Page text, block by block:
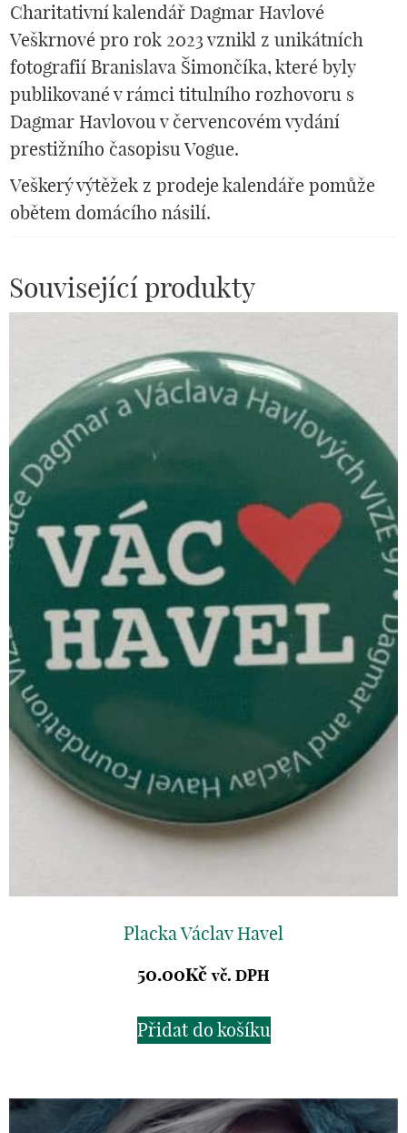
Charitativní kalendář Dagmar Havlové
Veškrnové pro rok 2023 vznikl z unikátních
fotografií Branislava Šimončíka, které byly
publikované v rámci titulního rozhovoru s
Dagmar Havlovou v červencovém vydání
prestižního časopisu Vogue.
Veškerý výtěžek z prodeje kalendáře pomůže
obětem domácího násilí.
Související produkty
Placka Václav Havel
50.00Kč vč. DPH
Přidat do košíku